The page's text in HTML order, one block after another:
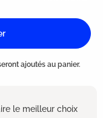
ajoutés au panier.
le meilleur choix